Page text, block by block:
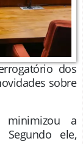
dos
sobre
minimizou a
ele,